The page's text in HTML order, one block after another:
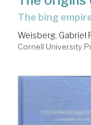
the bing
Weisberg, Gabriel
Cornell University